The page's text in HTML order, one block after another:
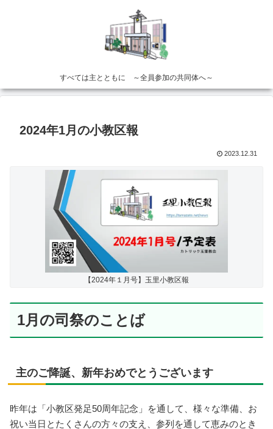
すべては主とともに ～全員参加の共同体へ～
2024年1月の小教区報
2023.12.31
【2024年１月号】玉里小教区報
1月の司祭のことば
主のご降誕、新年おめでとうございます
昨年は「小教区発足50周年記念」を通して、様々な準備、お
祝い当日とたくさんの方々の支え、参列を通して恵みのとき